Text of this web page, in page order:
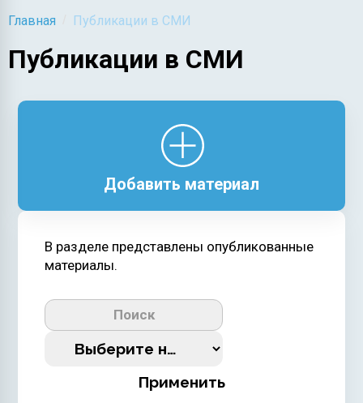
Главная Публикации в СМИ
Публикации в СМИ
В разделе представлены опубликованные
материалы.
Применить
Добавить материал